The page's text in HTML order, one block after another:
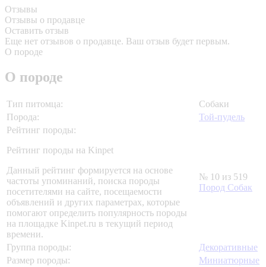
Отзывы
Отзывы о продавце
Оставить отзыв
Еще нет отзывов о продавце. Ваш отзыв будет первым.
О породе
О породе
Тип питомца:
Собаки
Порода:
Той-пудель
Рейтинг породы:
Рейтинг породы на Kinpet
Данный рейтинг формируется на основе
частоты упоминаний, поиска породы
посетителями на сайте, посещаемости
объявлений и других параметрах, которые
помогают определить популярность породы
на площадке Kinpet.ru в текущий период
времени.
№ 10 из 519
Пород Собак
Группа породы:
Декоративные
Размер породы:
Миниатюрные